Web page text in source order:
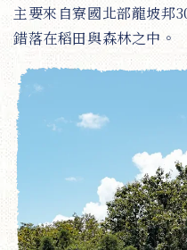
主要來自寮國北部龍坡邦
錯落在稻田與森林之中。